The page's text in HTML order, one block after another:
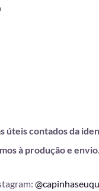
úteis contados da
à produção e envio.